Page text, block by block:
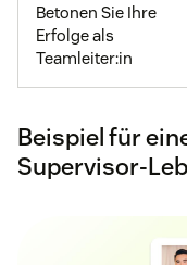
Betonen Sie Ihre
Erfolge als
Teamleiter:in
Beispiel für
Supervisor-